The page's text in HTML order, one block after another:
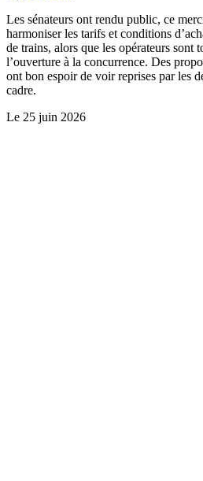
Les sénateurs ont rendu public, ce
harmoniser les tarifs et conditions
de trains, alors que les opérateurs sont
l’ouverture à la concurrence. Des
ont bon espoir de voir reprises par les
cadre.
Le 25 juin 2026